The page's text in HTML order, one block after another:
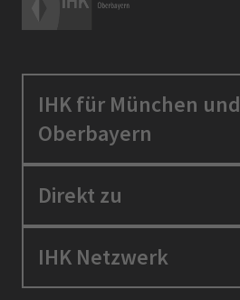
IHK für München und
Oberbayern
Standortpolitik
Berufszugang
Direkt zu
Positionen
IHK Netzwerk